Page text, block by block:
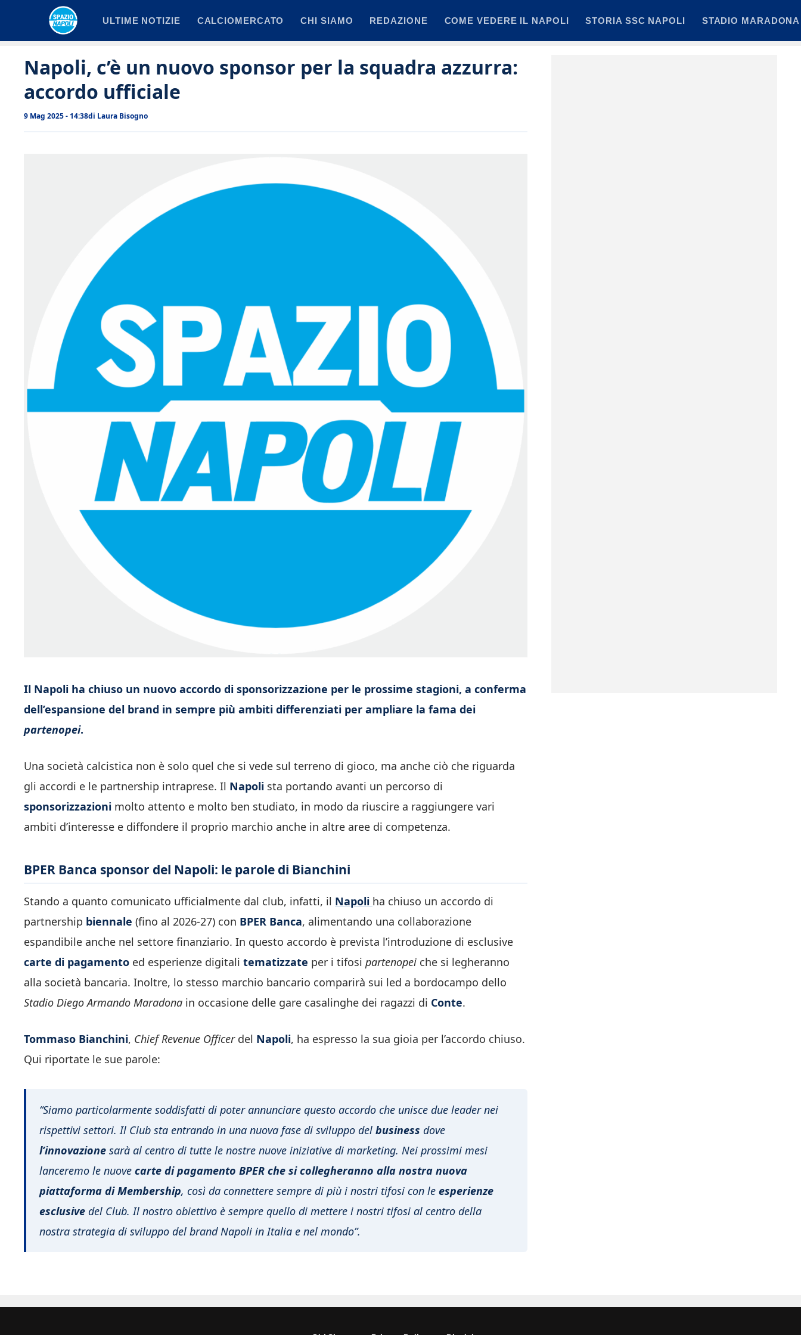
ULTIME NOTIZIE CALCIOMERCATO CHI SIAMO REDAZIONE COME VEDERE IL NAPOLI STORIA SSC NAPOLI STADIO MARADONA
Napoli, c’è un nuovo sponsor per la squadra azzurra:
accordo ufficiale
9 Mag 2025 - 14:38di Laura Bisogno
Il Napoli ha chiuso un nuovo accordo di sponsorizzazione per le prossime stagioni, a conferma
dell’espansione del brand in sempre più ambiti differenziati per ampliare la fama dei
partenopei.
Una società calcistica non è solo quel che si vede sul terreno di gioco, ma anche ciò che riguarda
gli accordi e le partnership intraprese. Il Napoli sta portando avanti un percorso di
sponsorizzazioni molto attento e molto ben studiato, in modo da riuscire a raggiungere vari
ambiti d’interesse e diffondere il proprio marchio anche in altre aree di competenza.
BPER Banca sponsor del Napoli: le parole di Bianchini
Stando a quanto comunicato ufficialmente dal club, infatti, il Napoli ha chiuso un accordo di
partnership biennale (fino al 2026-27) con BPER Banca, alimentando una collaborazione
espandibile anche nel settore finanziario. In questo accordo è prevista l’introduzione di esclusive
carte di pagamento ed esperienze digitali tematizzate per i tifosi partenopei che si legheranno
alla società bancaria. Inoltre, lo stesso marchio bancario comparirà sui led a bordocampo dello
Stadio Diego Armando Maradona in occasione delle gare casalinghe dei ragazzi di Conte.
Tommaso Bianchini, Chief Revenue Officer del Napoli, ha espresso la sua gioia per l’accordo chiuso.
Qui riportate le sue parole:
“Siamo particolarmente soddisfatti di poter annunciare questo accordo che unisce due leader nei
rispettivi settori. Il Club sta entrando in una nuova fase di sviluppo del business dove
l’innovazione sarà al centro di tutte le nostre nuove iniziative di marketing. Nei prossimi mesi
lanceremo le nuove carte di pagamento BPER che si collegheranno alla nostra nuova
piattaforma di Membership, così da connettere sempre di più i nostri tifosi con le esperienze
esclusive del Club. Il nostro obiettivo è sempre quello di mettere i nostri tifosi al centro della
nostra strategia di sviluppo del brand Napoli in Italia e nel mondo”.